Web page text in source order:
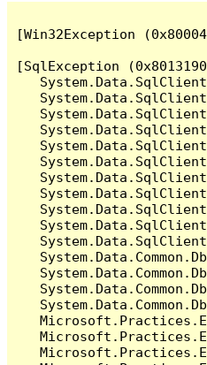
[Win32Exception
[SqlException